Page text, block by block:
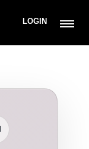
LOGIN